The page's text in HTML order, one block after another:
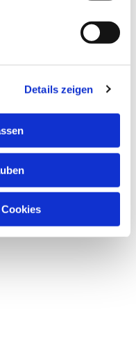
Details zeigen